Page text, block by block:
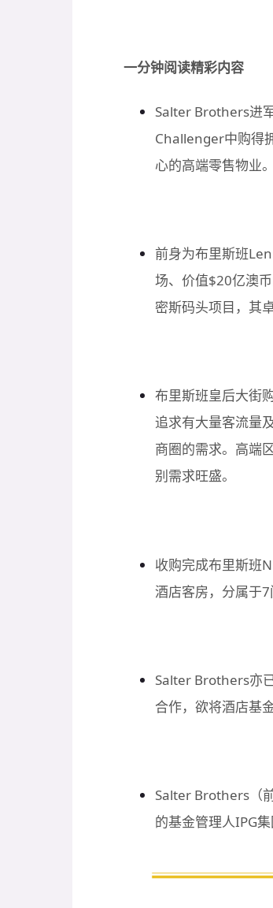
一分钟阅读精彩内容
Salter Brothers进
Challenger中购得
心的高端零售物业。
前身为布里斯班
场、价值$20亿澳
密斯码头项目，其
布里斯班皇后大街
追求有大量客流量
商圈的需求。高端
别需求旺盛。
收购完成布里斯班
酒店客房，分属于
Salter Brothers亦
合作，欲将酒店基
Salter Brothers（
的基金管理人IPG集